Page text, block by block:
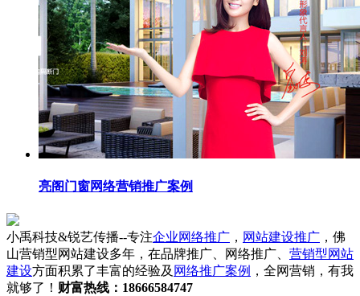
亮阁门窗网络营销推广案例
小禹科技&锐艺传播--专注企业网络推广 ， 网站建设推广 ，佛
山营销型网站建设多年，在品牌推广、网络推广、 营销型网站
建设方面积累了丰富的经验及 网络推广案例 ，全网营销，有我
就够了！ 财富热线：18666584747